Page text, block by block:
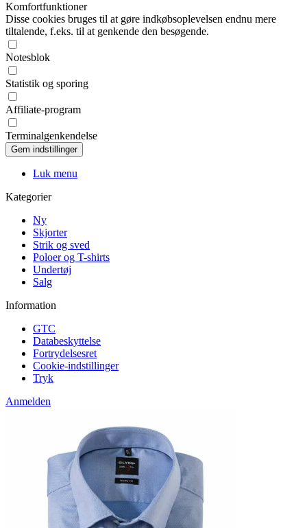
Komfortfunktioner
Disse cookies bruges til at gøre indkøbsoplevelsen endnu mere
tiltalende, f.eks. til at genkende den besøgende.
Notesblok
Statistik og sporing
Affiliate-program
Terminalgenkendelse
Luk menu
Kategorier
Ny
Skjorter
Strik og sved
Poloer og T-shirts
Undertøj
Salg
Information
GTC
Databeskyttelse
Fortrydelsesret
Cookie-indstillinger
Tryk
Anmelden